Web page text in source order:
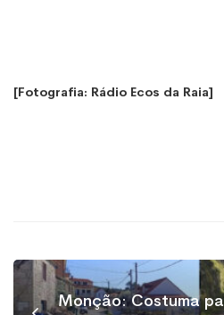
[Fotografia: Rádio Ecos da Raia]
Monção: Costuma